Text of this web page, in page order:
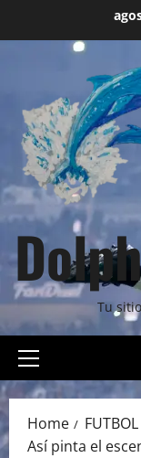
Tu
Primary
Menu
Home
FUTBOL
Así pinta el